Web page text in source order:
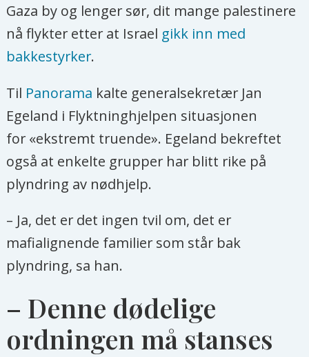
Gaza by og lenger sør, dit mange palestinere
nå flykter etter at Israel gikk inn med
bakkestyrker.
Til Panorama kalte generalsekretær Jan
Egeland i Flyktninghjelpen situasjonen
for «ekstremt truende». Egeland bekreftet
også at enkelte grupper har blitt rike på
plyndring av nødhjelp.
– Ja, det er det ingen tvil om, det er
mafialignende familier som står bak
plyndring, sa han.
– Denne dødelige
ordningen må stanses